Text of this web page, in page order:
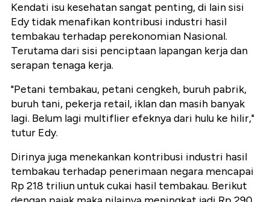
Kendati isu kesehatan sangat penting, di lain sisi
Edy tidak menafikan kontribusi industri hasil
tembakau terhadap perekonomian Nasional.
Terutama dari sisi penciptaan lapangan kerja dan
serapan tenaga kerja.
"Petani tembakau, petani cengkeh, buruh pabrik,
buruh tani, pekerja retail, iklan dan masih banyak
lagi. Belum lagi multiflier efeknya dari hulu ke hilir,"
tutur Edy.
Dirinya juga menekankan kontribusi industri hasil
tembakau terhadap penerimaan negara mencapai
Rp 218 triliun untuk cukai hasil tembakau. Berikut